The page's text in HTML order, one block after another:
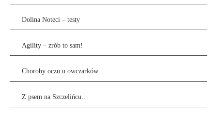
Dolina Noteci – testy
Agility – zrób to sam!
Choroby oczu u owczarków
Z psem na Szczelińcu…